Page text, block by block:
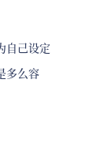
自己设定
多么容